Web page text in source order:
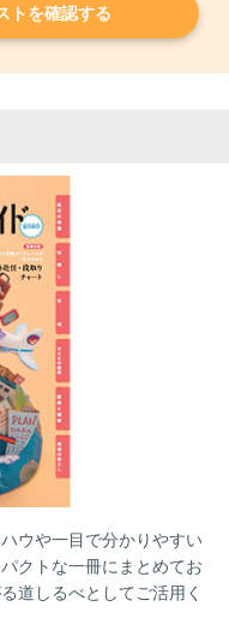
トを確認する
ウや一目で分かりやすい
クトな一冊にまとめてお
道しるべとしてご活用く